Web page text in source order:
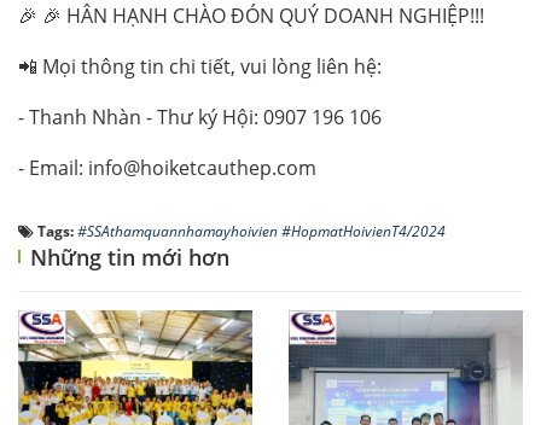
🎉 🎉 HÂN HẠNH CHÀO ĐÓN QUÝ DOANH NGHIỆP!!!
📲 Mọi thông tin chi tiết, vui lòng liên hệ:
- Thanh Nhàn - Thư ký Hội: 0907 196 106
- Email: info@hoiketcauthep.com
Tags:#SSAthamquannhamayhoivien #HopmatHoivienT4/2024
Những tin mới hơn